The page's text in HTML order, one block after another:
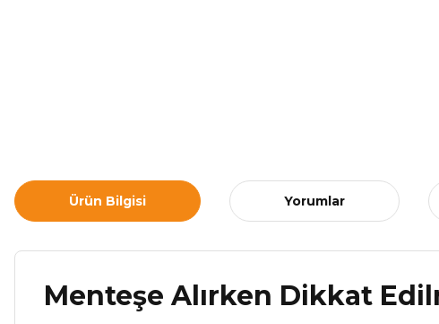
Ürün Bilgisi Yorumlar
Menteşe Alırken Dikkat